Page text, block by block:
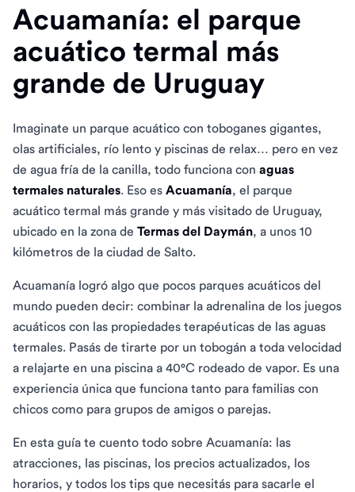
Acuamanía: el parque
acuático termal más
grande de Uruguay
Imaginate un parque acuático con toboganes gigantes,
olas artificiales, río lento y piscinas de relax… pero en vez
de agua fría de la canilla, todo funciona con aguas
termales naturales. Eso es Acuamanía, el parque
acuático termal más grande y más visitado de Uruguay,
ubicado en la zona de Termas del Daymán, a unos 10
kilómetros de la ciudad de Salto.
Acuamanía logró algo que pocos parques acuáticos del
mundo pueden decir: combinar la adrenalina de los juegos
acuáticos con las propiedades terapéuticas de las aguas
termales. Pasás de tirarte por un tobogán a toda velocidad
a relajarte en una piscina a 40°C rodeado de vapor. Es una
experiencia única que funciona tanto para familias con
chicos como para grupos de amigos o parejas.
En esta guía te cuento todo sobre Acuamanía: las
atracciones, las piscinas, los precios actualizados, los
horarios, y todos los tips que necesitás para sacarle el